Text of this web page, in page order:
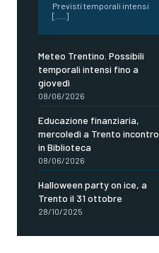
Previsti temporali intensi
[.....]
Meteo Trentino. Possibili
temporali intensi fino a
giovedì
08/06/2026
Educazione finanziaria,
mercoledì a Trento incontro
in Biblioteca
08/06/2026
Halloween party on ice, a
Trento il 31 ottobre
28/10/2025